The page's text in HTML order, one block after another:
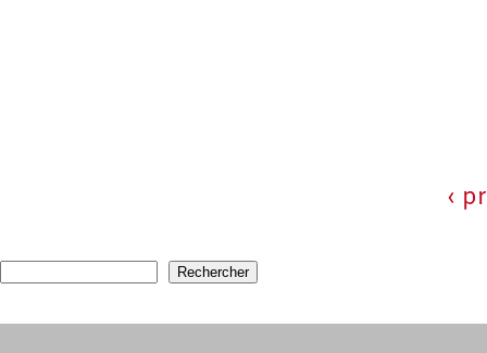
‹
Formulaire de recherche